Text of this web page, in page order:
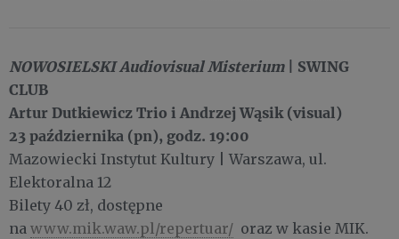
NOWOSIELSKI Audiovisual Misterium| SWING
CLUB
Artur Dutkiewicz Trio i Andrzej Wąsik (visual)
23 października (pn), godz. 19:00
Mazowiecki Instytut Kultury | Warszawa, ul.
Elektoralna 12
Bilety 40 zł, dostępne
na www.mik.waw.pl/repertuar/ oraz w kasie MIK.